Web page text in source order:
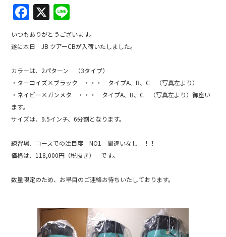
F
a
c
b
o
k
X
n
e
いつもありがとうございます。
遂に本日 JB ツアーCBが入荷いたしました。
カラーは、2パターン （3タイプ）
・ターコイズ×ブラック ・・・ タイプA、B、C （写真左より）
・ネイビー×ガンメタ ・・・ タイプA、B、C （写真左より）御座い
ます。
サイズは、9.5インチ、6分割となります。
練習場、コースでの注目度 NO1 間違いなし ！！
価格は、118,000円（税抜き） です。
数量限定のため、お早目のご連絡お待ちいたしております。